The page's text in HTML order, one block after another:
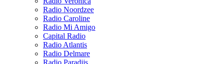
Radio Noordzee
Radio Caroline
Radio Mi Amigo
Capital Radio
Radio Atlantis
Radio Delmare
Radio Paradijs